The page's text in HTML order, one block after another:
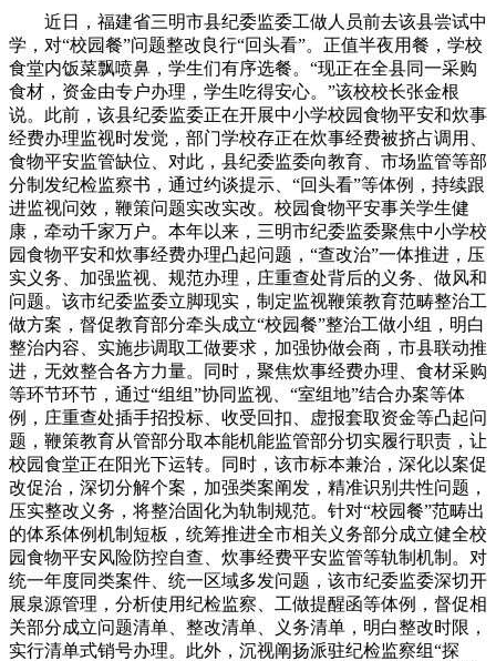
近日，福建省三明市县纪委监委工做人员前去该县尝试中
学，对“校园餐”问题整改良行“回头看”。正值半夜用餐，学校
食堂内饭菜飘喷鼻，学生们有序选餐。“现正在全县同一采购
食材，资金由专户办理，学生吃得安心。”该校校长张金根
说。此前，该县纪委监委正在开展中小学校园食物平安和炊事
经费办理监视时发觉，部门学校存正在炊事经费被挤占调用、
食物平安监管缺位、对此，县纪委监委向教育、市场监管等部
分制发纪检监察书，通过约谈提示、“回头看”等体例，持续跟
进监视问效，鞭策问题实改实改。校园食物平安事关学生健
康，牵动千家万户。本年以来，三明市纪委监委聚焦中小学校
园食物平安和炊事经费办理凸起问题，“查改治”一体推进，压
实义务、加强监视、规范办理，庄重查处背后的义务、做风和
问题。该市纪委监委立脚现实，制定监视鞭策教育范畴整治工
做方案，督促教育部分牵头成立“校园餐”整治工做小组，明白
整治内容、实施步调取工做要求，加强协做会商，市县联动推
进，无效整合各方力量。同时，聚焦炊事经费办理、食材采购
等环节环节，通过“组组”协同监视、“室组地”结合办案等体
例，庄重查处插手招投标、收受回扣、虚报套取资金等凸起问
题，鞭策教育从管部分取本能机能监管部分切实履行职责，让
校园食堂正在阳光下运转。同时，该市标本兼治，深化以案促
改促治，深切分解个案，加强类案阐发，精准识别共性问题，
压实整改义务，将整治固化为轨制规范。针对“校园餐”范畴出
的体系体例机制短板，统筹推进全市相关义务部分成立健全校
园食物平安风险防控自查、炊事经费平安监管等轨制机制。对
统一年度同类案件、统一区域多发问题，该市纪委监委深切开
展泉源管理，分析使用纪检监察、工做提醒函等体例，督促相
关部分成立问题清单、整改清单、义务清单，明白整改时限，
实行清单式销号办理。此外，沉视阐扬派驻纪检监察组“探